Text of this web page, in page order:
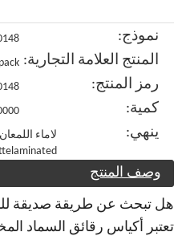
نموذج:
المنتج العلامة التجارية:
رمز المنتج:
كمية:
ينهي:
لاماء
وصف المنتج
هل تبحث عن طريقة صديقة
تعتبر أكياس رقائق السماد